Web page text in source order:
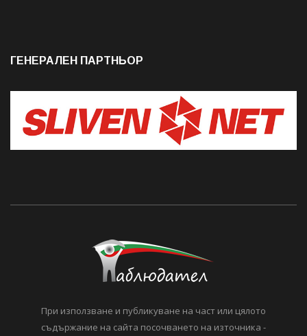
ГЕНЕРАЛЕН ПАРТНЬОР
При използване и публикуване на част или цялото
съдържание на сайта посочването на източника -